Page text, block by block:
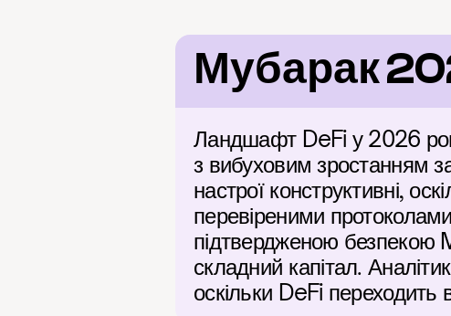
Мубарак
Ландшафт DeFi у 2026
з вибуховим зростанням
настрої конструктивні,
перевіреними
підтвердженою безпекою
складний капітал.
оскільки DeFi переходить